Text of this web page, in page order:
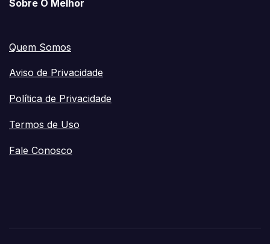
Sobre O Melhor
Quem Somos
Aviso de Privacidade
Política de Privacidade
Termos de Uso
Fale Conosco